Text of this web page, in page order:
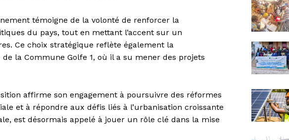
témoigne de la volonté de renforcer la
du pays, tout en mettant l’accent sur un
Ce choix stratégique reflète également la
la Commune Golfe 1, où il a su mener des projets
affirme son engagement à poursuivre des réformes
et à répondre aux défis liés à l’urbanisation croissante
est désormais appelé à jouer un rôle clé dans la mise